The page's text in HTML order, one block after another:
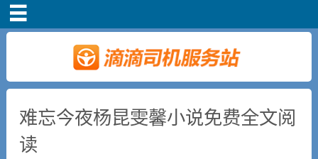
司机注册
新手指导
奖励政策
难忘今夜杨昆雯馨小说免费全文阅
读